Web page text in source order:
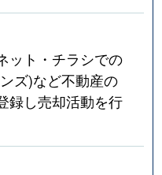
ット・チラシでの
ズ)など不動産の
録し売却活動を行